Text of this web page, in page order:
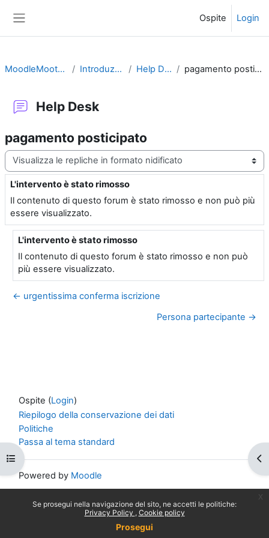
Se prosegui nella navigazione del sito, ne accetti le politiche:
Privacy Policy
Cookie policy
Prosegui
Ospite Login
Apri indice del corso
MoodleMoot2010 Introduzione Help Desk pagamento posticipato
Help Desk
pagamento posticipato
Modalità visualizzazione
L'intervento è stato rimosso
Numero di risposte: 1
Il contenuto di questo forum è stato rimosso e non può più
essere visualizzato.
In riposta a Utente eliminato
L'intervento è stato rimosso
Il contenuto di questo forum è stato rimosso e non può
più essere visualizzato.
← urgentissima conferma iscrizione
Persona partecipante →
Ospite (Login)
Riepilogo della conservazione dei dati
Politiche
Passa al tema standard
Powered by Moodle